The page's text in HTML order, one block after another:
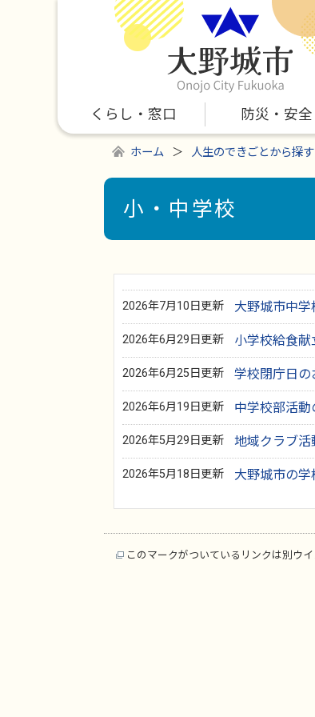
くらし・窓口 防災・安全
ホーム 人生のできごとから探す
小・中学校
2026年7月10日更新 大野城市中
2026年6月29日更新 小学校給食献
2026年6月25日更新 学校閉庁日の
2026年6月19日更新 中学校部活動
2026年5月29日更新 地域クラブ活
2026年5月18日更新 大野城市の
このマークがついているリンクは別ウ